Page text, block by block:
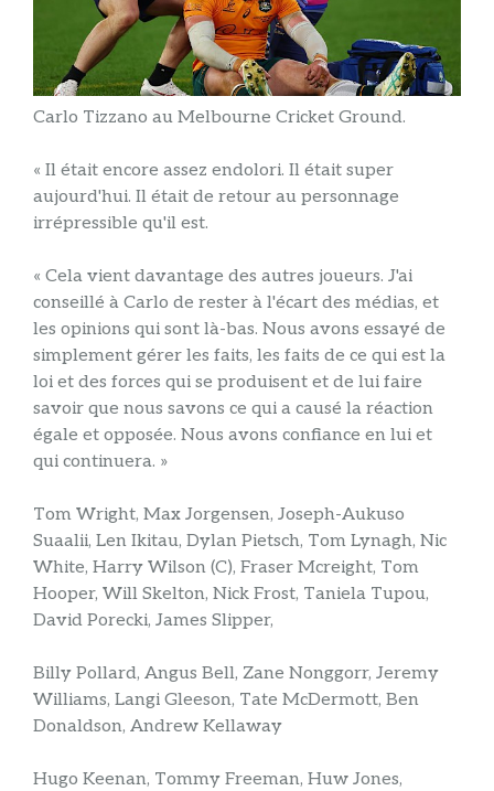
Carlo Tizzano au Melbourne Cricket Ground.
« Il était encore assez endolori. Il était super
aujourd'hui. Il était de retour au personnage
irrépressible qu'il est.
« Cela vient davantage des autres joueurs. J'ai
conseillé à Carlo de rester à l'écart des médias, et
les opinions qui sont là-bas. Nous avons essayé de
simplement gérer les faits, les faits de ce qui est la
loi et des forces qui se produisent et de lui faire
savoir que nous savons ce qui a causé la réaction
égale et opposée. Nous avons confiance en lui et
qui continuera. »
Tom Wright, Max Jorgensen, Joseph-Aukuso
Suaalii, Len Ikitau, Dylan Pietsch, Tom Lynagh, Nic
White, Harry Wilson (C), Fraser Mcreight, Tom
Hooper, Will Skelton, Nick Frost, Taniela Tupou,
David Porecki, James Slipper,
Billy Pollard, Angus Bell, Zane Nonggorr, Jeremy
Williams, Langi Gleeson, Tate McDermott, Ben
Donaldson, Andrew Kellaway
Hugo Keenan, Tommy Freeman, Huw Jones,